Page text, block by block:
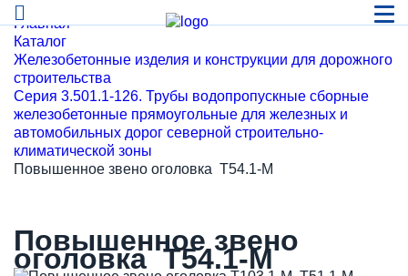
Главная
Каталог
Железобетонные изделия и конструкции для дорожного
строительства
Серия 3.501.1-126. Трубы водопропускные сборные
железобетонные прямоугольные для железных и
автомобильных дорог северной строительно-
климатической зоны
Повышенное звено оголовка Т54.1-М
Повышенное звено
оголовка Т54.1-М